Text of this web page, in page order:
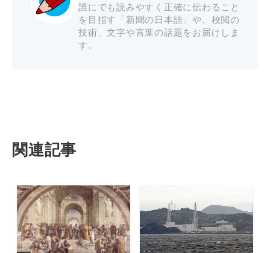
誰にでも読みやすく正確に伝わること
を目指す「新聞の日本語」や、校閲の
技術、文字や言葉の話題をお届けしま
す。
関連記事